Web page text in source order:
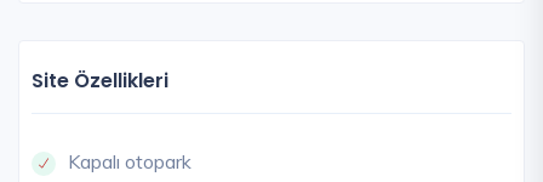
Site Özellikleri
Kapalı otopark